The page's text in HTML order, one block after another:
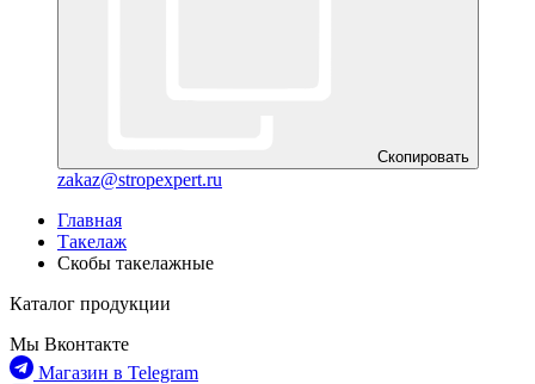
Скопировать
zakaz@stropexpert.ru
Главная
Такелаж
Скобы такелажные
Каталог продукции
Мы Вконтакте
Магазин в Telegram